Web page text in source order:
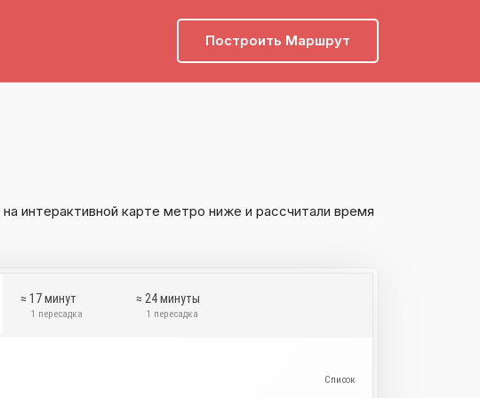
Построить Маршрут
на интерактивной карте метро ниже и рассчитали время
≈ 17 минут
1 пересадка
≈ 24 минуты
1 пересадка